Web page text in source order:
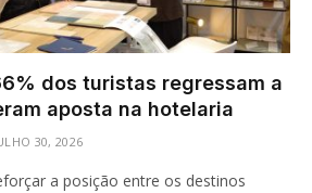
dos turistas regressam a
aposta na hotelaria
30, 2026
a posição entre os destinos